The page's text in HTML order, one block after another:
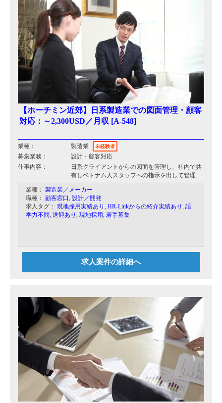
【ホーチミン近郊】日系製造業での図面管理・顧客
対応：～2,300USD／月収 [A-548]
業種： 製造業 未経験者
募集業務：
設計・顧客対応
仕事内容：
日系クライアントからの図面を管理し、社内で共
有しベトナム人スタッフへの指示を出して管理を
していただきます。
その他お客様対応をお願いします。
業種： 製造業／メーカー
職種： 顧客窓口 設計／開発
求人タグ： 現地採用実績あり HR-Linkからの紹介実績あり
語
学力不問 送迎あり 現地採用 若手募集
求人案件の詳細へ